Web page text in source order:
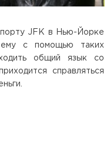
JFK в Нью-Йорке
с помощью таких
общий язык со
справляться